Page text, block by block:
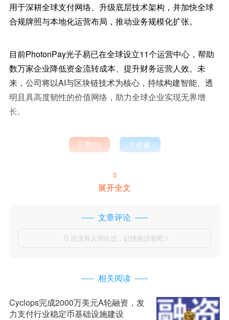
用于深耕全球支付网络、升级底层技术架构，并加快全球
合规牌照与本地化运营布局，推动业务规模化扩张。
目前PhotonPay光子易已在全球设立11个运营中心，帮助
数万家企业降低资金流转成本、提升财务运营人效。未
来，公司将以AI与区块链技术为核心，持续构建智能、透
明且具高度韧性的价值网络，助力全球企业实现无界增
长。
 赞()  收藏

展开全文
文章评论
 还没有人评论过，赶快抢沙发吧！
相关阅读
Cyclops完成2000万美元A轮融资，发
力支付行业稳定币基础设施建设